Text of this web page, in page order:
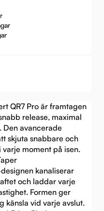
QR7 Pro är framtagen
release, maximal
Den avancerade
skjuta snabbare och
moment på isen.
kanaliserar
och laddar varje
Formen ger
känsla vid varje avslut.